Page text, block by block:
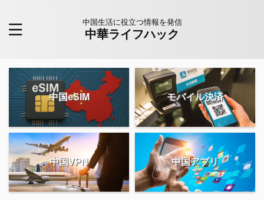
中国生活に役立つ情報を発信
中華ライフハック
中国eSIM モバイル決済
中国VPN 中国アプリ